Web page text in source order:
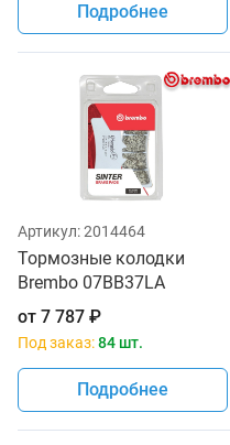
Подробнее
Артикул:2014464
Тормозные колодки
Brembo 07BB37LA
от 7 787 ₽
Под заказ:84 шт.
Подробнее